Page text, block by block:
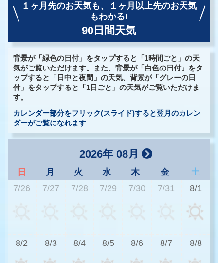
１ヶ月先のお天気も、
１ヶ月以上先のお天気
もわかる!
90日間天気
背景が「緑色の日付」をタップすると「1時間ごと」の天
気がご覧いただけます。また、背景が「白色の日付」をタ
ップすると「日中と夜間」の天気、背景が「グレーの日
付」をタップすると「1日ごと」の天気がご覧いただけま
す。
カレンダー部分をフリック(スライド)すると翌月のカレン
ダーがご覧になれます
2026年 08月
日 月 火 水 木 金
土
7/26
7/27 7/28 7/29 7/30 7/31 8/1
8/2 8/3 8/4 8/5 8/6 8/7 8/8